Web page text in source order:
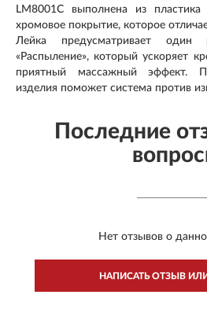
LM8001C выполнена из
хромовое покрытие, которое
Лейка предусматривает
«Распыление», который ускоряет
приятный массажный эффект.
изделия поможет система против
Последние
Нет отзывов о
НАПИСАТЬ ОТЗЫВ